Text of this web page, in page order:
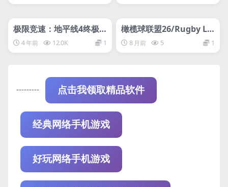
支持网络联机
极限竞速：地平线4终极
版/Forza Horizon 4 Ulti
mate Edition/支持网络
4 年前 12.0K 1
网盘下载游戏
橄榄球联盟26/Rugby Le
ague 26
8 月前 5 1
--------- 点击我领取精品软件
经典网络手机游戏
好玩网络手机游戏